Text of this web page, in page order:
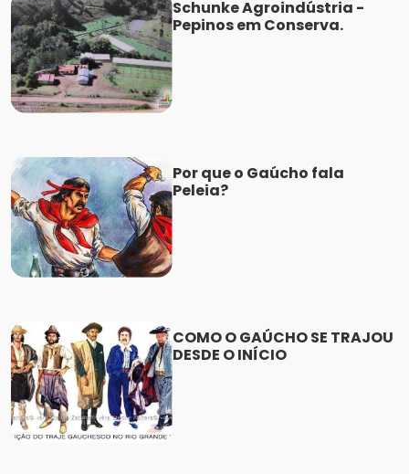
Schunke Agroindústria -
Pepinos em Conserva.
Por que o Gaúcho fala
Peleia?
COMO O GAÚCHO SE TRAJOU
DESDE O INÍCIO